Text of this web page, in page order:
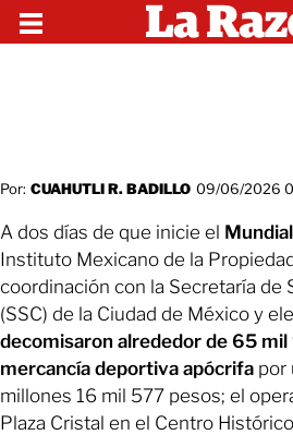
Por: CUAHUTLI R. BADILLO 09/06/2026
A dos días de que inicie el
Instituto Mexicano de la
coordinación con la Secretaría de
(SSC) de la Ciudad de México y
decomisaron alrededor de 65 mil
mercancía deportiva apócrifa por
millones 16 mil 577 pesos; el
Plaza Cristal en el Centro